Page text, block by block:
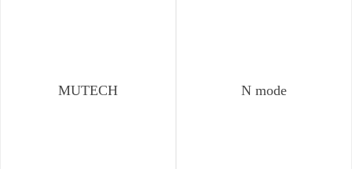
MUTECH N mode